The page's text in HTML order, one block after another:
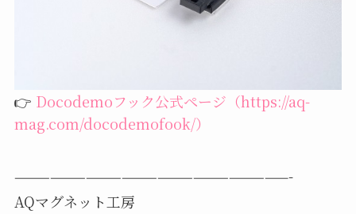
👉 Docodemoフック公式ページ（https://aq-
mag.com/docodemofook/）
———————————————————————-
AQマグネット工房